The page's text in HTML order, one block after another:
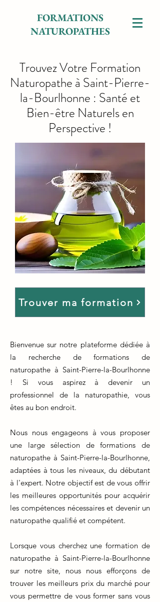
FORMATIONS
NATUROPATHES
Trouvez Votre Formation
Naturopathe à Saint-Pierre-
la-Bourlhonne : Santé et
Bien-être Naturels en
Perspective !
Trouver ma formation
Bienvenue sur notre plateforme dédiée à
la recherche de formations de
naturopathe à Saint-Pierre-la-Bourlhonne
! Si vous aspirez à devenir un
professionnel de la naturopathie, vous
êtes au bon endroit.
Nous nous engageons à vous proposer
une large sélection de formations de
naturopathe à Saint-Pierre-la-Bourlhonne,
adaptées à tous les niveaux, du débutant
à l'expert. Notre objectif est de vous offrir
les meilleures opportunités pour acquérir
les compétences nécessaires et devenir un
naturopathe qualifié et compétent.
Lorsque vous cherchez une formation de
naturopathe à Saint-Pierre-la-Bourlhonne
sur notre site, nous nous efforçons de
trouver les meilleurs prix du marché pour
vous permettre de vous former sans vous